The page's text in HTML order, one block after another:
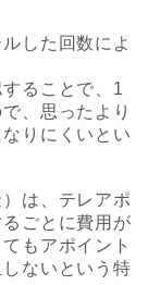
した回数によ
ることで、1
、思ったより
りにくいとい
は、テレアポ
ごとに費用が
もアポイント
ないという特